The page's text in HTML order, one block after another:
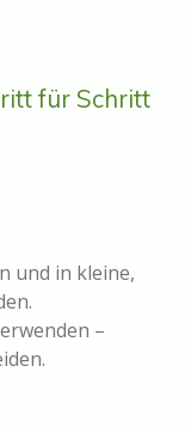
für Schritt
und in kleine,
–